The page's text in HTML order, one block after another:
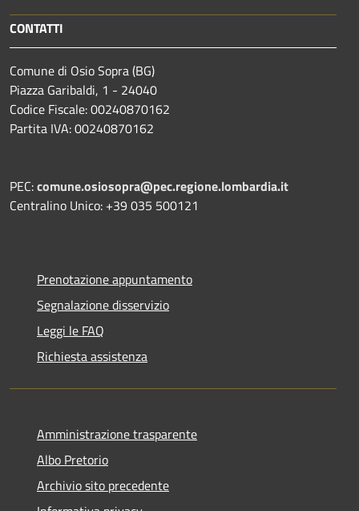
CONTATTI
Comune di Osio Sopra (BG)
Piazza Garibaldi, 1 - 24040
Codice Fiscale: 00240870162
Partita IVA: 00240870162
PEC:comune.osiosopra@pec.regione.lombardia.it
Centralino Unico: +39 035 500121
Prenotazione appuntamento
Segnalazione disservizio
Leggi le FAQ
Richiesta assistenza
Amministrazione trasparente
Albo Pretorio
Archivio sito precedente